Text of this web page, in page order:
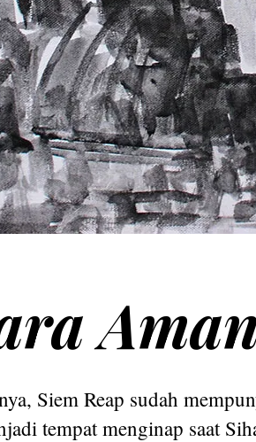
Siem Reap sudah
tempat menginap saat